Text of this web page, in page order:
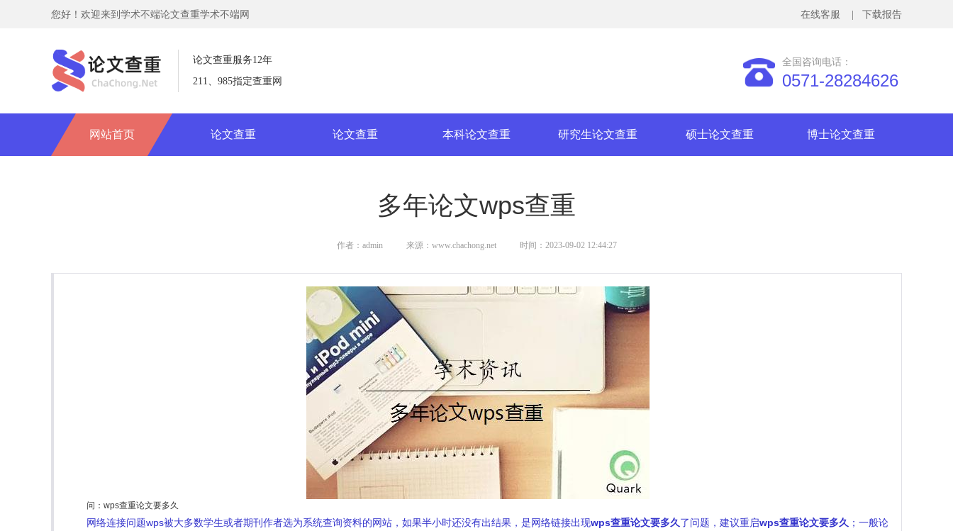
您好！欢迎来到学术不端论文查重学术不端网
网站首页 论文查重 论文查重 本科论文查重 研究生论文查重 硕士论文查重 博士论文查重
论文查重服务12年
211、985指定查重网
全国咨询电话：
0571-28284626
| 下载报告
在线客服
多年论文wps查重
作者：admin 来源：www.chachong.net 时间：2023-09-02 12:44:27
问：wps查重论文要多久
网络连接问题wps被大多数学生或者期刊作者选为系统查询资料的网站，如果半小时还没有出结果，是网络链接出现wps查重论文要多久了问题，建议重启wps查重论文要多久 ；一般论